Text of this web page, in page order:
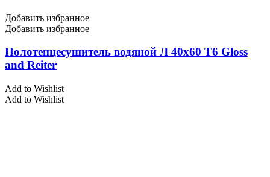
Добавить избранное
Добавить избранное
Полотенцесушитель водяной Л 40х60 Т6 Gloss
and Reiter
Add to Wishlist
Add to Wishlist